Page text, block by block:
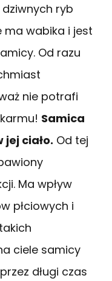
ryb
ma wabika i jest
Od razu
nie potrafi
Samica
ciało. Od tej
Ma wpływ
płciowych i
ciele samicy
długi czas